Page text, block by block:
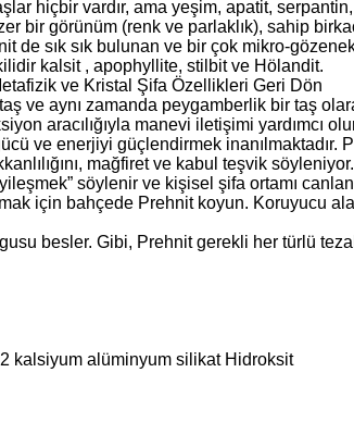
hiçbir vardır, ama yeşim, apatit,
bir görünüm (renk ve parlaklık), sahip
de sık sık bulunan ve bir çok mikro-
kalsit , apophyllite, stilbit ve Hölandit.
ve Kristal Şifa Özellikleri Geri Dön
ve aynı zamanda peygamberlik bir taş
aracılığıyla manevi iletişimi yardımcı
ve enerjiyi güçlendirmek inanılmaktadır.
mağfiret ve kabul teşvik söyleniyor.
söylenir ve kişisel şifa ortamı
için bahçede Prehnit koyun. Koruyucu
besler. Gibi, Prehnit gerekli her türlü
kalsiyum alüminyum silikat Hidroksit